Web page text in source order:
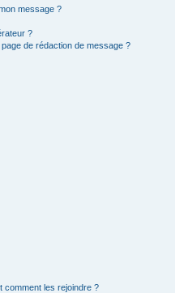
message ?
?
de rédaction de message ?
comment les rejoindre ?